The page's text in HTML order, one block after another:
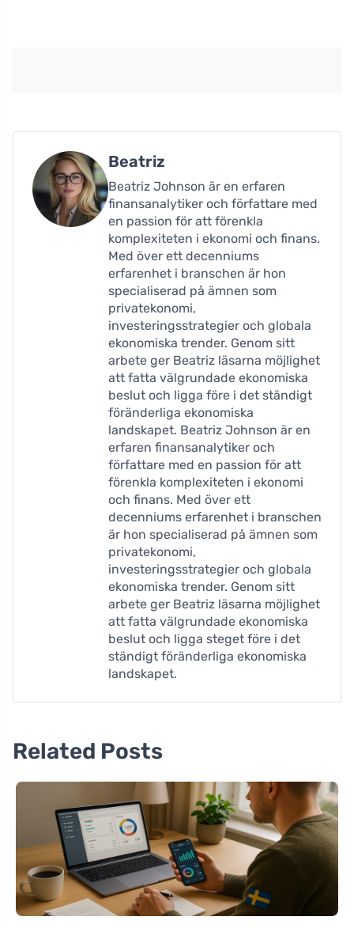
Beatriz
Beatriz Johnson är en erfaren
finansanalytiker och författare med
en passion för att förenkla
komplexiteten i ekonomi och finans.
Med över ett decenniums
erfarenhet i branschen är hon
specialiserad på ämnen som
privatekonomi,
investeringsstrategier och globala
ekonomiska trender. Genom sitt
arbete ger Beatriz läsarna möjlighet
att fatta välgrundade ekonomiska
beslut och ligga före i det ständigt
föränderliga ekonomiska
landskapet. Beatriz Johnson är en
erfaren finansanalytiker och
författare med en passion för att
förenkla komplexiteten i ekonomi
och finans. Med över ett
decenniums erfarenhet i branschen
är hon specialiserad på ämnen som
privatekonomi,
investeringsstrategier och globala
ekonomiska trender. Genom sitt
arbete ger Beatriz läsarna möjlighet
att fatta välgrundade ekonomiska
beslut och ligga steget före i det
ständigt föränderliga ekonomiska
landskapet.
Related Posts